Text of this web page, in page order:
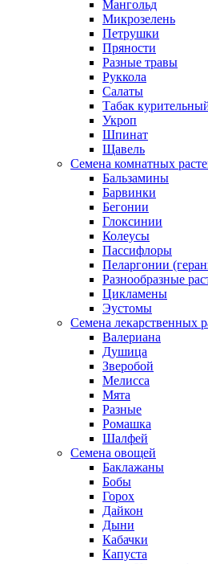
Мангольд
Микрозелень
Петрушки
Пряности
Разные травы
Руккола
Салаты
Табак
Укроп
Шпинат
Щавель
Семена комнатных
Бальзамины
Барвинки
Бегонии
Глоксинии
Колеусы
Пассифлоры
Пеларгонии
Разнообразные
Цикламены
Эустомы
Семена лекарственных
Валериана
Душица
Зверобой
Мелисса
Мята
Разные
Ромашка
Шалфей
Семена овощей
Баклажаны
Бобы
Горох
Дайкон
Дыни
Кабачки
Капуста